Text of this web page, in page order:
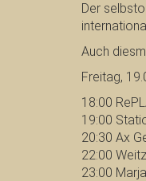
Der
Auch
Freitag,
18:00
19:00
20:30 Ax
22:00
23:00